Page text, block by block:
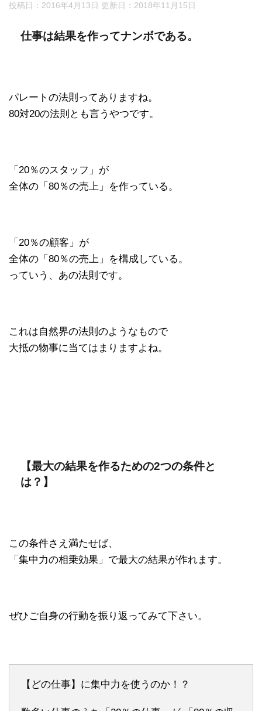
投稿日：2016年4月13日 更新日： 2018年11月15日
仕事は結果を作ってナンボである。
パレートの法則ってありますね。
80対20の法則とも言うやつです。
「20％のスタッフ」が
全体の「80％の売上」を作っている。
「20％の顧客」が
全体の「80％の売上」を構成している。
っていう、あの法則です。
これは自然界の法則のようなもので
大抵の物事に当てはまりますよね。
【最大の結果を作るための2つの条件と
は？】
この条件さえ満たせば、
「集中力の相乗効果」で最大の結果が作れます。
ぜひご自身の行動を振り返ってみて下さい。
【どの仕事】に集中力を使うのか！？